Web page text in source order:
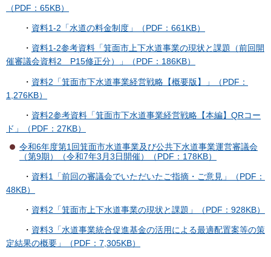
（PDF：65KB）
・ 資料1-2「水道の料金制度」（PDF：661KB）
・ 資料1-2参考資料「箕面市上下水道事業の現状と課題（前回開
催審議会資料2 P15修正分）」（PDF：186KB）
・ 資料2「箕面市下水道事業経営戦略【概要版】」（PDF：
1,276KB）
・ 資料2参考資料「箕面市下水道事業経営戦略【本編】QRコー
ド」（PDF：27KB）
令和6年度第1回箕面市水道事業及び公共下水道事業運営審議会
（第9期）（令和7年3月3日開催）（PDF：178KB）
・ 資料1「前回の審議会でいただいたご指摘・ご意見」（PDF：
48KB）
・ 資料2「箕面市上下水道事業の現状と課題」（PDF：928KB）
・ 資料3「水道事業統合促進基金の活用による最適配置案等の策
定結果の概要」（PDF：7,305KB）